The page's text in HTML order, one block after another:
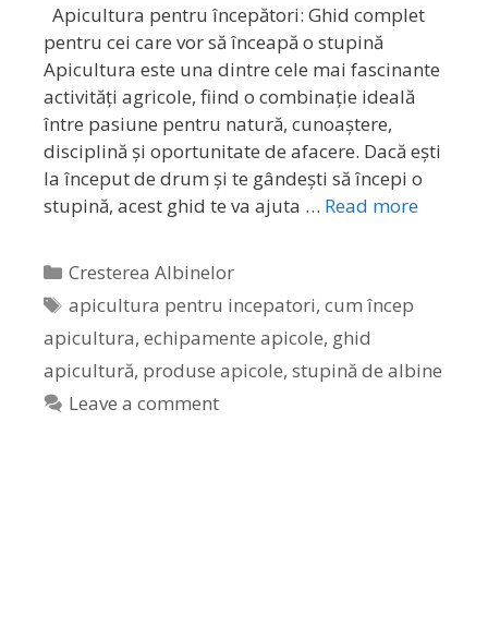
Apicultura pentru începători: Ghid complet
pentru cei care vor să înceapă o stupină
Apicultura este una dintre cele mai fascinante
activități agricole, fiind o combinație ideală
între pasiune pentru natură, cunoaștere,
disciplină și oportunitate de afacere. Dacă ești
la început de drum și te gândești să începi o
stupină, acest ghid te va ajuta … Read more
Cresterea Albinelor
apicultura pentru incepatori,cum încep
apicultura, echipamente apicole, ghid
apicultură, produse apicole, stupină de albine
Leave a comment